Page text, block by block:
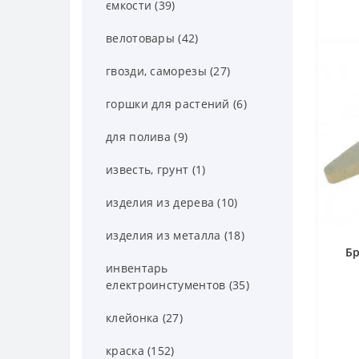
ємкости (39)
велотовары (42)
гвозди, саморезы (27)
горшки для растений (6)
для полива (9)
известь, грунт (1)
изделия из дерева (10)
изделия из металла (18)
инвентарь
електроинстументов (35)
клейонка (27)
краска (152)